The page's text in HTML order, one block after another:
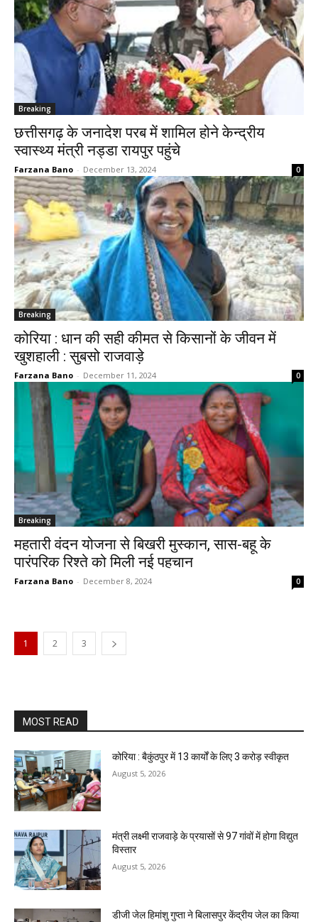
Breaking
छत्तीसगढ़ के जनादेश परब में शामिल होने केन्द्रीय
स्वास्थ्य मंत्री नड्डा रायपुर पहुंचे
Farzana Bano - December 13, 2024 0
Breaking
कोरिया : धान की सही कीमत से किसानों के जीवन में
खुशहाली : सुबसो राजवाड़े
Farzana Bano - December 11, 2024 0
Breaking
महतारी वंदन योजना से बिखरी मुस्कान, सास-बहू के
पारंपरिक रिश्ते को मिली नई पहचान
Farzana Bano - December 8, 2024 0
1 2 3
MOST READ
कोरिया : बैकुंठपुर में 13 कार्यों के लिए 3 करोड़ स्वीकृत
August 5, 2026
मंत्री लक्ष्मी राजवाड़े के प्रयासों से 97 गांवों में होगा विद्युत
विस्तार
August 5, 2026
डीजी जेल हिमांशु गुप्ता ने बिलासपुर केंद्रीय जेल का किया